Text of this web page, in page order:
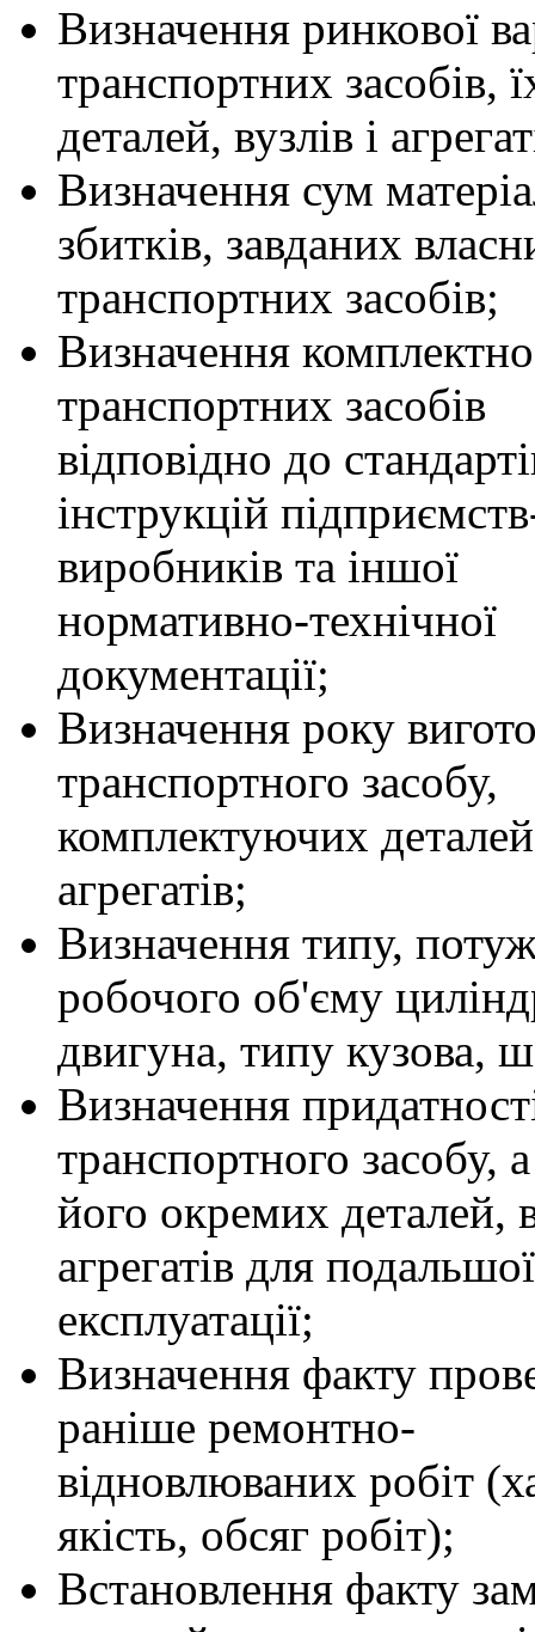
Визначення ринкової
транспортних засобів,
деталей, вузлів і
Визначення сум
збитків, завданих
транспортних засобів;
Визначення
транспортних засобів
відповідно до
інструкцій
виробників та іншої
нормативно-технічної
документації;
Визначення року
транспортного засобу,
комплектуючих деталей
агрегатів;
Визначення типу,
робочого об'єму
двигуна, типу кузова,
Визначення
транспортного засобу,
його окремих деталей,
агрегатів для подальшої
експлуатації;
Визначення факту
раніше ремонтно-
відновлюваних робіт
якість, обсяг робіт);
Встановлення факту